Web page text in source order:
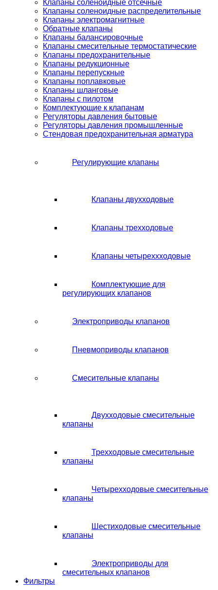
Клапаны соленоидные отсечные
Клапаны соленоидные распределительные
Клапаны электромагнитные
Обратные клапаны
Клапаны балансировочные
Клапаны смесительные термостатические
Клапаны предохранительные
Клапаны редукционные
Клапаны перепускные
Клапаны поплавковые
Клапаны шланговые
Клапаны с пилотом
Комплектующие к клапанам
Регуляторы давления бытовые
Регуляторы давления промышленные
Стендовая предохранительная арматура
Регулирующие клапаны
Клапаны двухходовые
Клапаны трехходовые
Клапаны четыреххходовые
Комплектующие для
регулирующих клапанов
Электроприводы клапанов
Пневмоприводы клапанов
Смесительные клапаны
Двухходовые смесительные
клапаны
Трехходовые смесительные
клапаны
Четырехходовые смесительные
клапаны
Шестиходовые смесительные
клапаны
Электроприводы для
смесительных клапанов
Фильтры